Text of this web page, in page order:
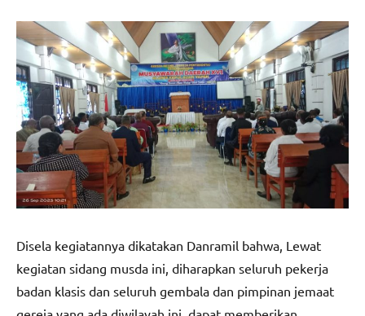
Disela kegiatannya dikatakan Danramil bahwa, Lewat
kegiatan sidang musda ini, diharapkan seluruh pekerja
badan klasis dan seluruh gembala dan pimpinan jemaat